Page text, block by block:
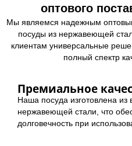
оптового
Мы являемся надежным
посуды из нержавеющей
клиентам универсальные
полный спектр
Премиальное
Наша посуда изготовлена из
нержавеющей стали, что
долговечность при